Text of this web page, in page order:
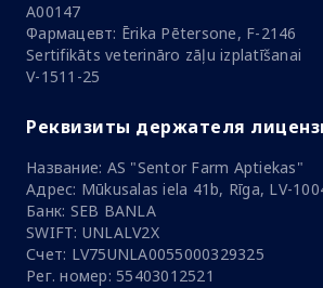
A00147
Фармацевт: Ērika Pētersone, F-2146
Sertifikāts veterināro zāļu izplatīšanai
V-1511-25
Реквизиты держателя
Название: AS "Sentor Farm Aptiekas"
Адрес: Mūkusalas iela 41b, Rīga, LV-
Банк: SEB BANLA
SWIFT: UNLALV2X
Счет: LV75UNLA0055000329325
Рег. номер: 55403012521